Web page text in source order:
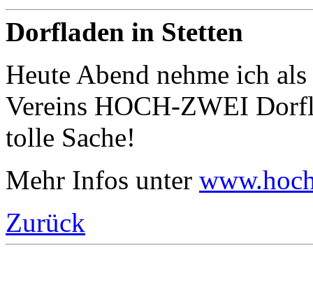
Dorfladen in Stetten
Heute Abend nehme ich
Vereins HOCH-ZWEI
tolle Sache!
Mehr Infos unter
Zurück